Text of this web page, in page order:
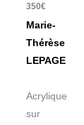
350€
Marie-
Thérèse
LEPAGE
Acrylique
sur